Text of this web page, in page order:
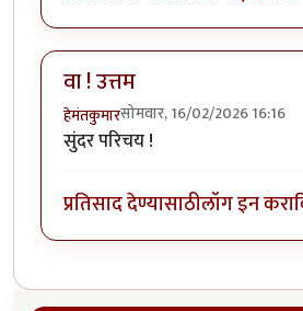
वा ! उत्तम
हेमंतकुमारसोमवार, 16/02/2026 16:16
सुंदर परिचय !
प्रतिसाद देण्यासाठीलॉग इन करा